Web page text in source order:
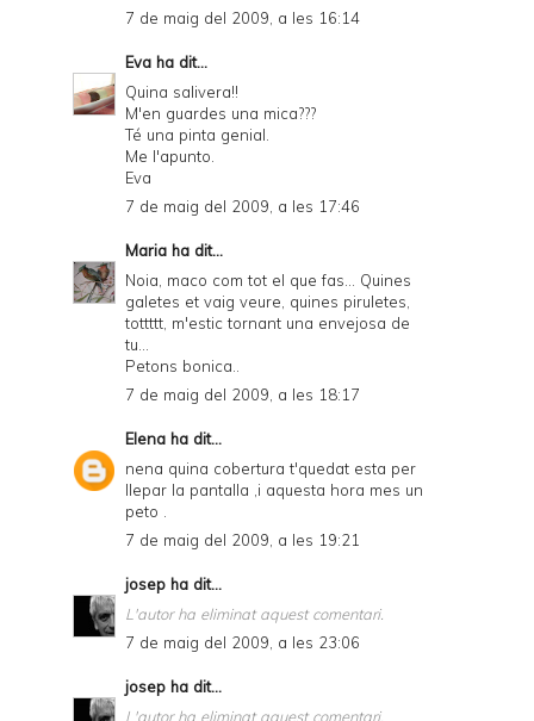
7 de maig del 2009, a les 16:14
Eva ha dit...
Quina salivera!!
M'en guardes una mica???
Té una pinta genial.
Me l'apunto.
Eva
7 de maig del 2009, a les 17:46
Maria ha dit...
Noia, maco com tot el que fas... Quines
galetes et vaig veure, quines piruletes,
tottttt, m'estic tornant una envejosa de
tu...
Petons bonica..
7 de maig del 2009, a les 18:17
Elena ha dit...
nena quina cobertura t'quedat esta per
llepar la pantalla ,i aquesta hora mes un
peto .
7 de maig del 2009, a les 19:21
josep ha dit...
L'autor ha eliminat aquest comentari.
7 de maig del 2009, a les 23:06
josep ha dit...
L'autor ha eliminat aquest comentari.